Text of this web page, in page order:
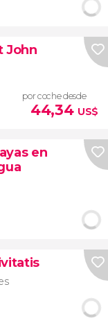
John
por coche desde
44,34 US$
en